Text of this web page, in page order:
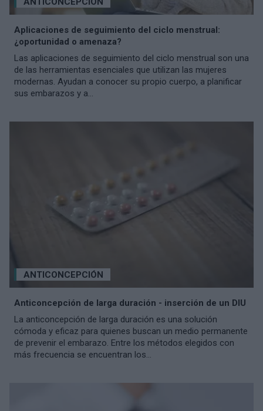
Aplicaciones de seguimiento del ciclo menstrual:
¿oportunidad o amenaza?
Las aplicaciones de seguimiento del ciclo menstrual son una
de las herramientas esenciales que utilizan las mujeres
modernas. Ayudan a conocer su propio cuerpo, a planificar
sus embarazos y a...
ANTICONCEPCIÓN
Anticoncepción de larga duración - inserción de un DIU
La anticoncepción de larga duración es una solución
cómoda y eficaz para quienes buscan un medio permanente
de prevenir el embarazo. Entre los métodos elegidos con
más frecuencia se encuentran los...